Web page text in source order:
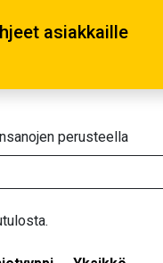
asiakkaille
perusteella